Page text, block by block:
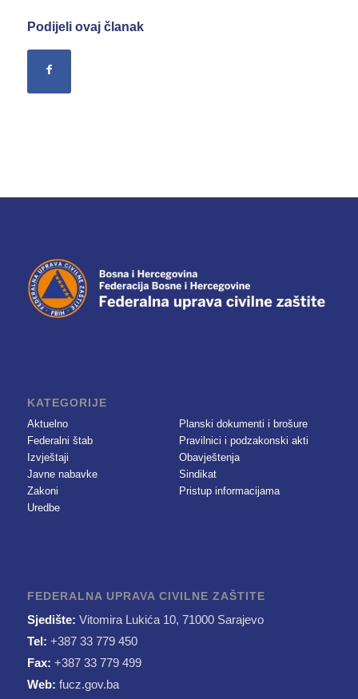
Podijeli ovaj članak
KATEGORIJE
Aktuelno
Federalni štab
Izvještaji
Javne nabavke
Zakoni
Uredbe
Planski dokumenti i brošure
Pravilnici i podzakonski akti
Obavještenja
Sindikat
Pristup informacijama
FEDERALNA UPRAVA CIVILNE ZAŠTITE
Sjedište: Vitomira Lukića 10, 71000 Sarajevo
Tel: +387 33 779 450
Fax: +387 33 779 499
Web: fucz.gov.ba